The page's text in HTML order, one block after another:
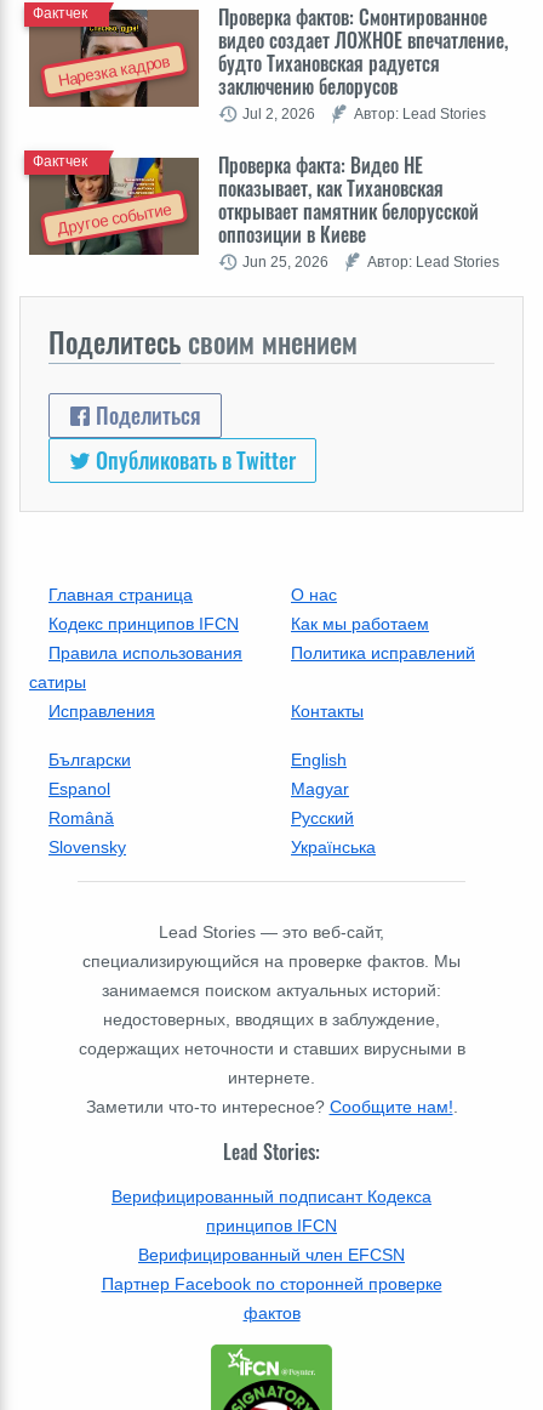
Нарезка кадров
Проверка фактов: Cмонтированное
видео создает ЛОЖНОЕ впечатление,
будто Тихановская радуется
заключению белорусов
Фактчек
Jul 2, 2026 Автор: Lead Stories
Другое событие
Проверка факта: Видео НЕ
показывает, как Тихановская
открывает памятник белорусской
оппозиции в Киеве
Фактчек
Jun 25, 2026 Автор: Lead Stories
Поделитесь своим мнением
Поделиться
Опубликовать в Twitter
Главная страница
О нас
Кодекс принципов IFCN
Как мы работаем
Правила использования
сатиры
Политика исправлений
Исправления Контакты
Български
English
Espanol
Magyar
Română
Русский
Slovensky
Українська
Lead Stories — это веб-сайт,
специализирующийся на проверке фактов. Мы
занимаемся поиском актуальных историй:
недостоверных, вводящих в заблуждение,
содержащих неточности и ставших вирусными в
интернете.
Заметили что-то интересное? Сообщите нам!
Lead Stories:
Верифицированный подписант Кодекса
принципов IFCN
Верифицированный член EFCSN
Партнер Facebook по сторонней проверке
фактов